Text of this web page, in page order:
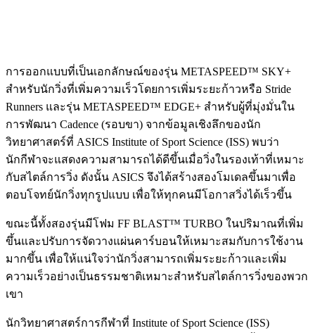
การออกแบบที่เป็นเอกลักษณ์ของรุ่น METASPEED™ SKY+
สำหรับนักวิ่งที่เพิ่มความเร็วโดยการเพิ่มระยะก้าวหรือ Stride
Runners และรุ่น METASPEED™ EDGE+ สำหรับผู้ที่มุ่งมั่นใน
การพัฒนา Cadence (รอบขา) จากข้อมูลเชิงลึกของนัก
วิทยาศาสตร์ที่ ASICS Institute of Sport Science (ISS) พบว่า
นักกีฬาจะแสดงความสามารถได้ดีขึ้นเมื่อวิ่งในรองเท้าที่เหมาะ
กับสไตล์การวิ่ง ดังนั้น ASICS จึงได้สร้างสองโมเดลขึ้นมาเพื่อ
ตอบโจทย์นักวิ่งทุกรูปแบบ เพื่อให้ทุกคนมีโอกาสวิ่งได้เร็วขึ้น
ขณะนี้ทั้งสองรุ่นมีโฟม FF BLAST™ TURBO ในปริมาณที่เพิ่ม
ขึ้นและปรับการจัดวางแผ่นคาร์บอนให้เหมาะสมกับการใช้งาน
มากขึ้น เพื่อให้แน่ใจว่านักวิ่งสามารถเพิ่มระยะก้าวและเพิ่ม
ความเร็วอย่างเป็นธรรมชาติเหมาะสำหรับสไตล์การวิ่งของพวก
เขา
นักวิทยาศาสตร์การกีฬาที่ Institute of Sport Science (ISS)